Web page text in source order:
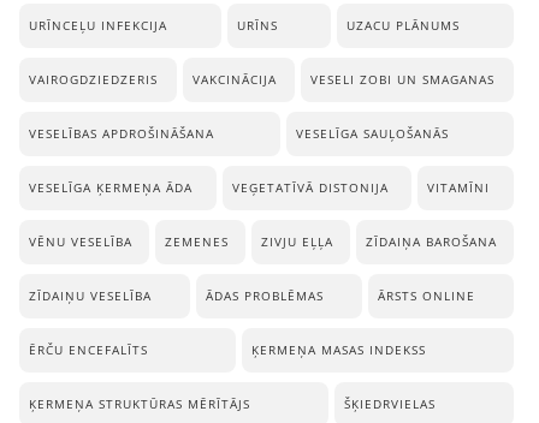
URĪNCEĻU INFEKCIJA URĪNS UZACU PLĀNUMS
VAIROGDZIEDZERIS VAKCINĀCIJA VESELI ZOBI UN SMAGANAS
VESELĪBAS APDROŠINĀŠANA VESELĪGA SAUĻOŠANĀS
VESELĪGA ĶERMEŅA ĀDA VEĢETATĪVĀ DISTONIJA VITAMĪNI
VĒNU VESELĪBA ZEMENES ZIVJU EĻĻA ZĪDAIŅA BAROŠANA
ZĪDAIŅU VESELĪBA ĀDAS PROBLĒMAS ĀRSTS ONLINE
ĒRČU ENCEFALĪTS ĶERMEŅA MASAS INDEKSS
ĶERMEŅA STRUKTŪRAS MĒRĪTĀJS ŠĶIEDRVIELAS